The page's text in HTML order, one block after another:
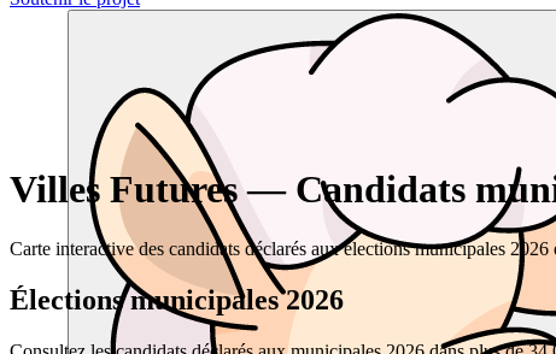
Villes Futures — Candidats
Carte interactive des candidats déclarés aux élections municipales
Élections municipales 2026